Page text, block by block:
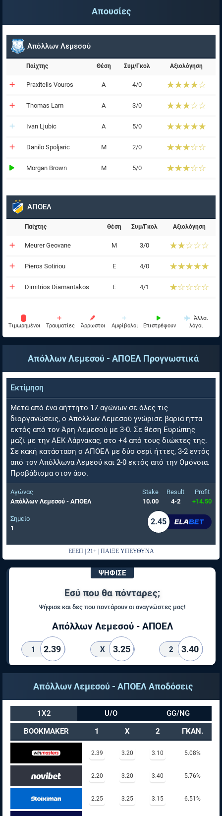
Απουσίες
Απόλλων Λεμεσού
Παίχτης Θέση Συμ/Γκολ Αξιολόγηση
Praxitelis Vouros Α 4/0 ☆☆☆☆☆
★★★★★
Thomas Lam Α 3/0 ☆☆☆☆☆
★★★★★
Ivan Ljubic Α 5/0 ☆☆☆☆☆
★★★★★
Danilo Spoljaric Μ 2/0 ☆☆☆☆☆
★★★★★
Morgan Brown Μ 5/0 ☆☆☆☆☆
★★★★★
ΑΠΟΕΛ
Παίχτης Θέση Συμ/Γκολ Αξιολόγηση
Meurer Geovane Μ 3/0 ☆☆☆☆☆
★★★★★
Pieros Sotiriou Ε 4/0 ☆☆☆☆☆
★★★★★
Dimitrios Diamantakos Ε 4/1 ☆☆☆☆☆
★★★★★
Tιμωρημένοι Τραυματίες Άρρωστοι Αμφίβολοι Επιστρέφουν
Άλλοι
λόγοι
Απόλλων Λεμεσού - ΑΠΟΕΛ Προγνωστικά
Εκτίμηση
Μετά από ένα αήττητο 17 αγώνων σε όλες τις
διοργανώσεις, ο Απόλλων Λεμεσού γνώρισε βαριά ήττα
εκτός από τον Άρη Λεμεσού με 3-0. Σε θέση Ευρώπης
μαζί με την ΑΕΚ Λάρνακας, στο +4 από τους διώκτες της.
Σε κακή κατάσταση ο ΑΠΟΕΛ με δύο σερί ήττες, 3-2 εντός
από τον Απόλλωνα Λεμεσύ και 2-0 εκτός από την Ομόνοια.
Προβάδισμα στον άσο.
Αγώνας
Απόλλων Λεμεσού - ΑΠΟΕΛ
Stake
10.00
Result
4-2
Profit
+14.50
Σημείο
1
2.45
ΕΕΕΠ | 21+ | ΠΑΙΞΕ ΥΠΕΥΘΥΝΑ
ΨΗΦΙΣΕ
Εσύ που θα πόνταρες;
Ψήφισε και δες που ποντάρουν οι αναγνώστες μας!
Απόλλων Λεμεσού - ΑΠΟΕΛ
1 2.39 X 3.25 2 3.40
Απόλλων Λεμεσού - ΑΠΟΕΛ Αποδόσεις
1X2 U/O
GG/NG
BOOKMAKER
1 X 2 ΓΚΑΝ.
2.39 3.20 3.10 5.08%
2.20 3.20 3.40 5.76%
2.25 3.25 3.15 6.51%